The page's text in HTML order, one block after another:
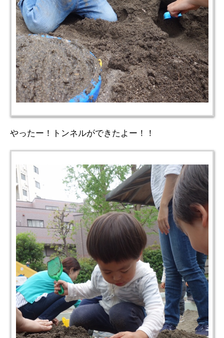
やったー！トンネルができたよー！！